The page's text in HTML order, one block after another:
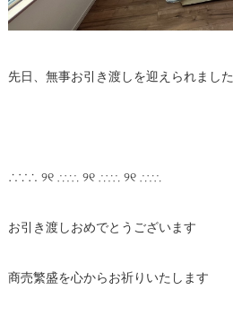
先日、無事お引き渡しを迎えられました
∴∵∴ ୨୧ ∴∵∴ ୨୧ ∴∵∴ ୨୧ ∴∵∴
お引き渡しおめでとうございます
商売繁盛を心からお祈りいたします